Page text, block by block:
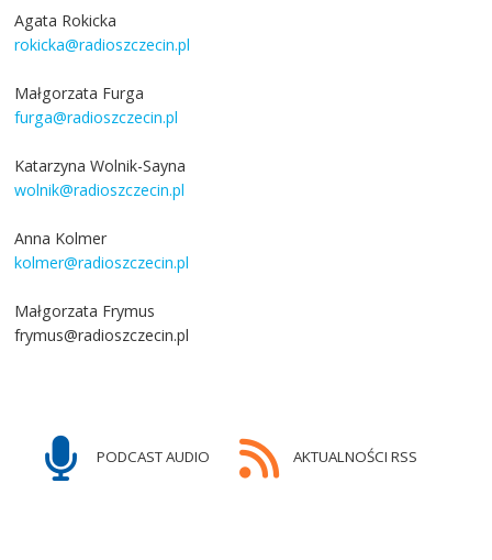
Agata Rokicka
rokicka@radioszczecin.pl
Małgorzata Furga
furga@radioszczecin.pl
Katarzyna Wolnik-Sayna
wolnik@radioszczecin.pl
Anna Kolmer
kolmer@radioszczecin.pl
Małgorzata Frymus
frymus@radioszczecin.pl
PODCAST AUDIO AKTUALNOŚCI RSS